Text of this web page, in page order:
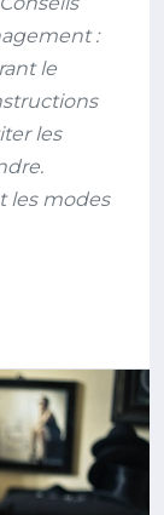
:
le
les
les modes